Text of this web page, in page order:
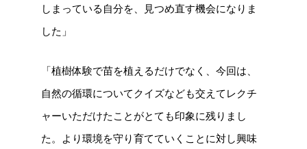
しまっている自分を、見つめ直す機会になりま
した」
「植樹体験で苗を植えるだけでなく、今回は、
自然の循環についてクイズなども交えてレクチ
ャーいただけたことがとても印象に残りまし
た。より環境を守り育てていくことに対し興味